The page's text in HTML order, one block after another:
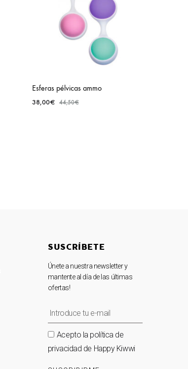
Esferas pélvicas ammo
38,00€ 44,50€
SUSCRÍBETE
Únete a nuestra newsletter y
mantente al día de las últimas
ofertas!
Acepto la política de
privacidad de Happy Kiwwi